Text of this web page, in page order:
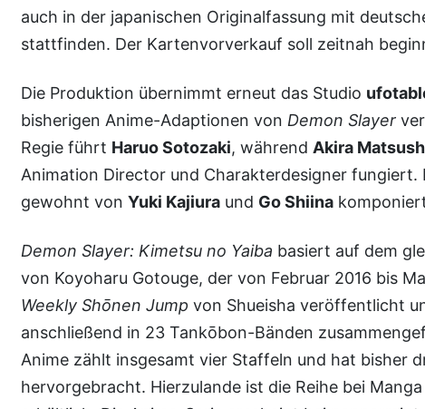
auch in der japanischen Originalfassung mit
stattfinden. Der Kartenvorverkauf soll zeitnah
Die Produktion übernimmt erneut das Studio
bisherigen Anime-Adaptionen von Demon Slayer
Regie führt Haruo Sotozaki, während Akira
Animation Director und Charakterdesigner fungiert.
gewohnt von Yuki Kajiura und Go Shiina
Demon Slayer: Kimetsu no Yaiba basiert auf dem
von Koyoharu Gotouge, der von Februar 2016 bis
Weekly Shōnen Jump von Shueisha veröffentlicht
anschließend in 23 Tankōbon-Bänden
Anime zählt insgesamt vier Staffeln und hat bisher
hervorgebracht. Hierzulande ist die Reihe bei